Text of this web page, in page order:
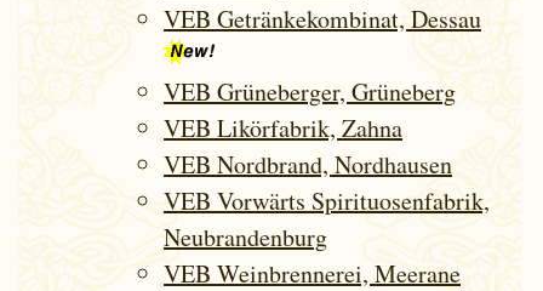
VEB Getränkekombinat, Dessau
VEB Grüneberger, Grüneberg
VEB Likörfabrik, Zahna
VEB Nordbrand, Nordhausen
VEB Vorwärts Spirituosenfabrik,
Neubrandenburg
VEB Weinbrennerei, Meerane